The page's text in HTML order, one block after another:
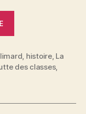
Bourgeois
et
, histoire, La
des classes,